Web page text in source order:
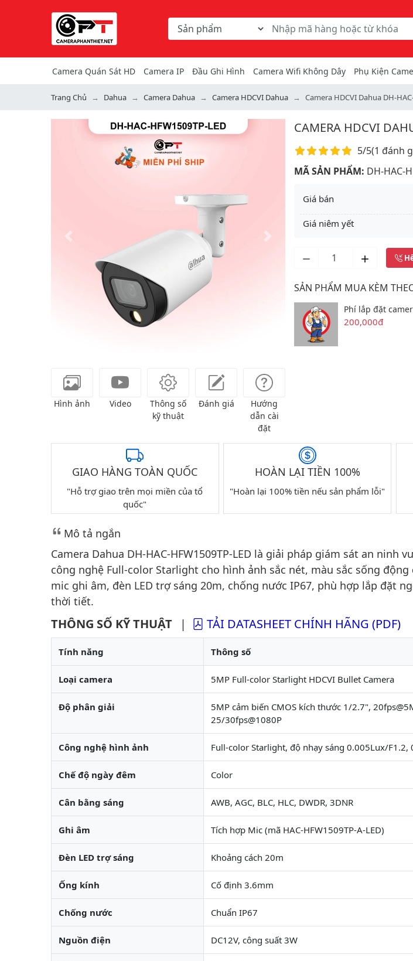
Chọn danh mục tìm kiếm
Từ khóa hoặc mã hàng
Camera Quán Sát HD Camera IP Đầu Ghi Hình Camera Wifi Không Dây Phụ Kiện
Trang Chủ Dahua Camera Dahua Camera HDCVI Dahua Camera HDCVI Dahua DH-
Hình ảnh Video
Thông số
kỹ thuật
Đánh giá
Hướng
dẫn cài
đặt
CAMERA HDCVI
Điểm đánh
5/5(1 đánh
MÃ SẢN PHẨM: DH-HAC-
Giá bán
Giá niêm yết
SẢN PHẨM MUA KÈM
Phí lắp đặt
200,000đ
GIAO HÀNG TOÀN QUỐC
"Hỗ trợ giao trên mọi miền của tổ
quốc"
HOÀN LẠI TIỀN 100%
"Hoàn lại 100% tiền nếu sản phẩm lỗi"
Mô tả ngắn
Camera Dahua DH-HAC-HFW1509TP-LED là giải pháp giám sát an ninh
công nghệ Full-color Starlight cho hình ảnh sắc nét, màu sắc sống động
mic ghi âm, đèn LED trợ sáng 20m, chống nước IP67, phù hợp lắp đặt
thời tiết.
THÔNG SỐ KỸ THUẬT | TẢI DATASHEET CHÍNH HÃNG (PDF)
Tính năng Thông số
Loại camera 5MP Full-color Starlight HDCVI Bullet Camera
Độ phân giải
5MP cảm biến CMOS kích thước 1/2.7",
25/30fps@1080P
Công nghệ hình ảnh Full-color Starlight, độ nhạy sáng 0.005Lux/F1.2,
Chế độ ngày đêm Color
Cân bằng sáng AWB, AGC, BLC, HLC, DWDR, 3DNR
Ghi âm Tích hợp Mic (mã HAC-HFW1509TP-A-LED)
Đèn LED trợ sáng Khoảng cách 20m
Ống kính Cố định 3.6mm
Chống nước Chuẩn IP67
Nguồn điện DC12V, công suất 3W